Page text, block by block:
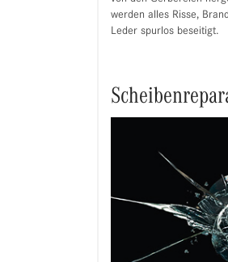
werden alles Risse,
Leder spurlos beseitigt.